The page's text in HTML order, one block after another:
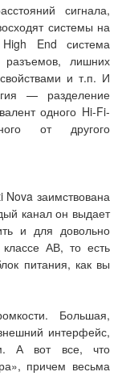
сигнала,
системы на
End система
разъемов, лишних
и т.п. И
— разделение
одного Hi-Fi-
от другого
Nova заимствована
канал он выдает
и для довольно
АВ, то есть
питания, как вы
Большая,
интерфейс,
А вот все, что
причем весьма